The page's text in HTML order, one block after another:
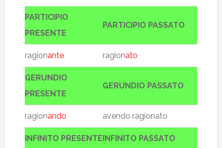
PARTICIPIO
PRESENTE
PARTICIPIO PASSATO
ragionante ragionato
GERUNDIO
PRESENTE
GERUNDIO PASSATO
ragionando avendo ragionato
INFINITO PRESENTEINFINITO PASSATO